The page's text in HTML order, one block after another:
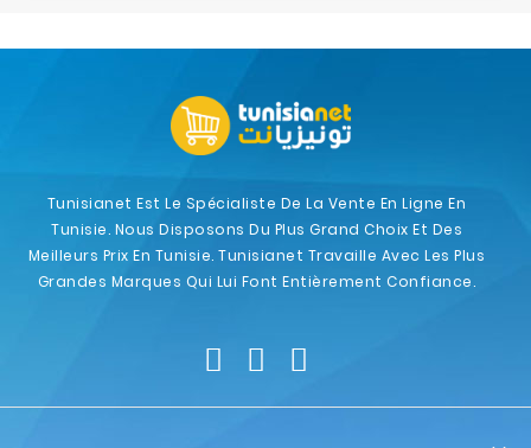
Tunisianet Est Le Spécialiste De La Vente En Ligne En
Tunisie. Nous Disposons Du Plus Grand Choix Et Des
Meilleurs Prix En Tunisie. Tunisianet Travaille Avec Les Plus
Grandes Marques Qui Lui Font Entièrement Confiance.